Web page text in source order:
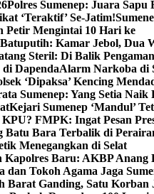
Polres Sumenep: Juara Sapu
‘Teraktif’ Se-Jatim!
Petir Mengintai 10 Hari ke
Kamar Jebol, Dua
Steril: Di Balik
DapendaAlarm Narkoba di
‘Dipaksa’ Kencing
Sumenep: Yang Setia Naik
Kejari Sumenep ‘Mandul’
FMPK: Ingat Pesan
Batu Bara Terbalik di
Menegangkan di Selat
Kapolres Baru: AKBP Anang
dan Tokoh Agama Jaga
Barat Ganding, Satu Korban